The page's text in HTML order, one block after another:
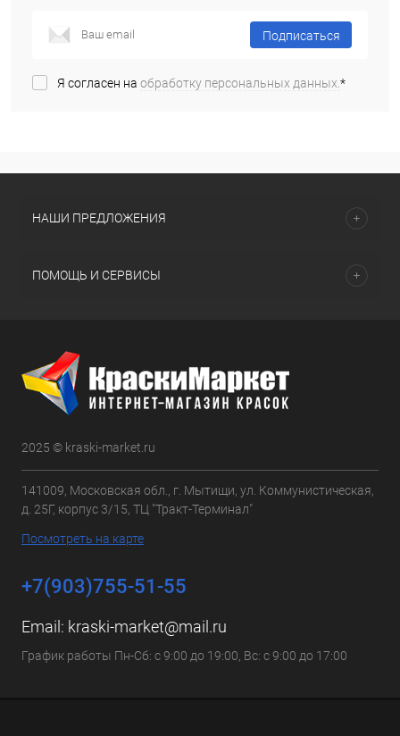
Подписаться
Я согласен на обработку персональных данных.*
НАШИ ПРЕДЛОЖЕНИЯ
ПОМОЩЬ И СЕРВИСЫ
2025 © kraski-market.ru
141009, Московская обл., г. Мытищи, ул. Коммунистическая,
д. 25Г, корпус 3/15, ТЦ "Тракт-Терминал"
Посмотреть на карте
+7(903)755-51-55
Email: kraski-market@mail.ru
График работы Пн-Сб: с 9:00 до 19:00, Вс: с 9:00 до 17:00